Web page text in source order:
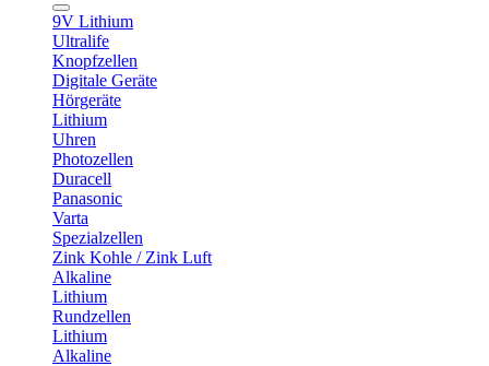
9V Lithium
Ultralife
Knopfzellen
Digitale Geräte
Hörgeräte
Lithium
Uhren
Photozellen
Duracell
Panasonic
Varta
Spezialzellen
Zink Kohle / Zink Luft
Alkaline
Lithium
Rundzellen
Lithium
Alkaline